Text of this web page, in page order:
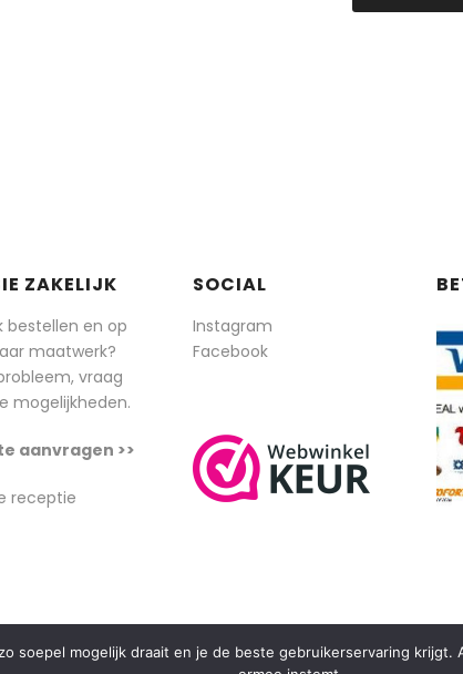
ZAKELIJK
bestellen en op
maatwerk?
vraag
mogelijkheden.
aanvragen >>
receptie
SOCIAL
Instagram
Facebook
soepel mogelijk draait en je de beste gebruikerservaring